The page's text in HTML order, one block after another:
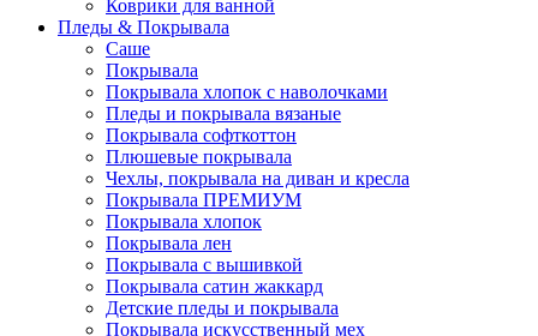
Коврики для ванной
Пледы & Покрывала
Саше
Покрывала
Покрывала хлопок с наволочками
Пледы и покрывала вязаные
Покрывала софткоттон
Плюшевые покрывала
Чехлы, покрывала на диван и кресла
Покрывала ПРЕМИУМ
Покрывала хлопок
Покрывала лен
Покрывала с вышивкой
Покрывала сатин жаккард
Детские пледы и покрывала
Покрывала искусственный мех